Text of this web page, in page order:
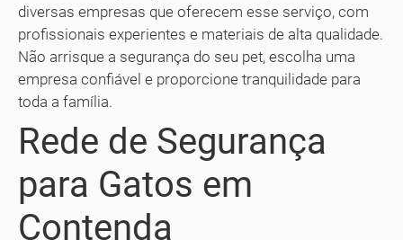
diversas empresas que oferecem esse serviço, com
profissionais experientes e materiais de alta qualidade.
Não arrisque a segurança do seu pet, escolha uma
empresa confiável e proporcione tranquilidade para
toda a família.
Rede de Segurança
para Gatos em
Contenda